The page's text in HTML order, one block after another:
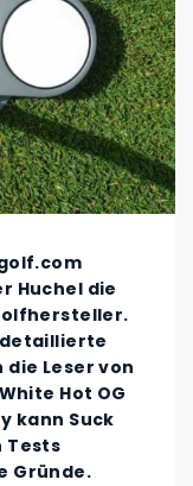
Huchel die
detaillierte
Leser von
Hot OG
kann Suck
Tests
Gründe.